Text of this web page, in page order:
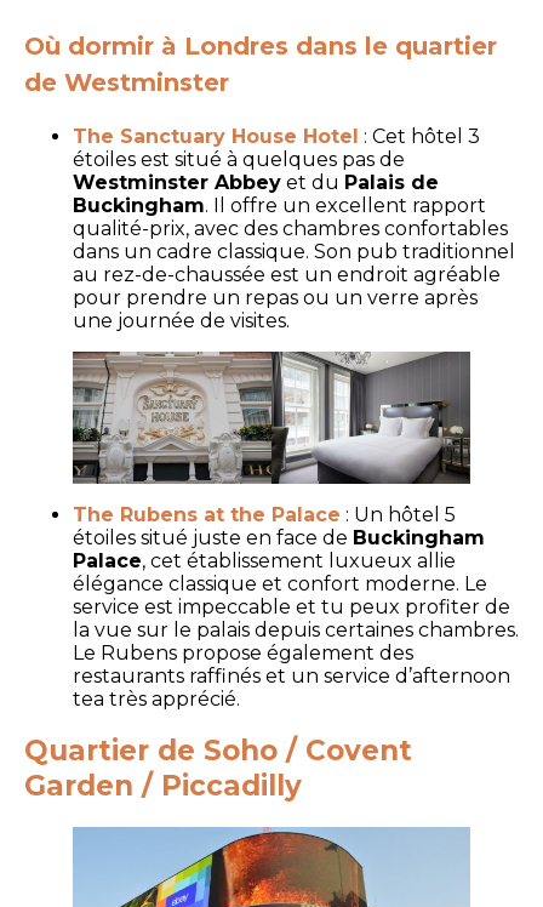
Où dormir à Londres dans le quartier
de Westminster
The Sanctuary House Hotel : Cet hôtel 3
étoiles est situé à quelques pas de
Westminster Abbey et du Palais de
Buckingham. Il offre un excellent rapport
qualité-prix, avec des chambres confortables
dans un cadre classique. Son pub traditionnel
au rez-de-chaussée est un endroit agréable
pour prendre un repas ou un verre après
une journée de visites.
The Rubens at the Palace : Un hôtel 5
étoiles situé juste en face de Buckingham
Palace, cet établissement luxueux allie
élégance classique et confort moderne. Le
service est impeccable et tu peux profiter de
la vue sur le palais depuis certaines chambres.
Le Rubens propose également des
restaurants raffinés et un service d’afternoon
tea très apprécié.
Quartier de Soho / Covent
Garden / Piccadilly